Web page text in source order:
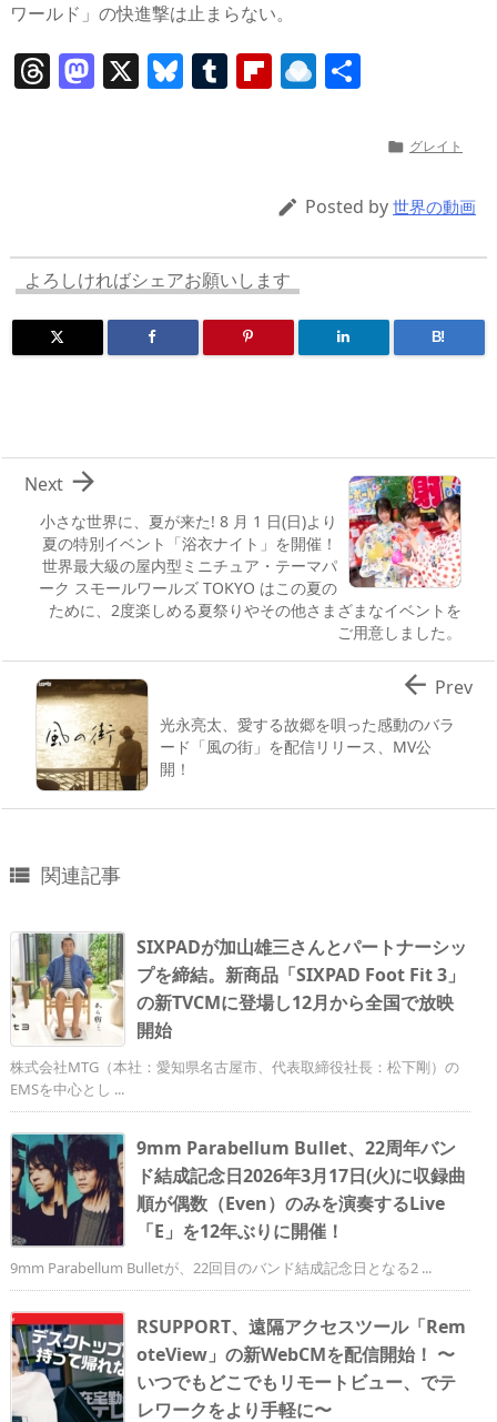
ワールド」の快進撃は止まらない。
T
s
M
o
n
X Bl T Fl
ar
d
R
ro
p.
 グレイト
 Posted by 世界の動画
よろしければシェアお願いします
B!
小さな世界に、夏が来た! 8 月 1 日(日)より
夏の特別イベント「浴衣ナイト」を開催！
世界最大級の屋内型ミニチュア・テーマパ
ーク スモールワールズ TOKYO はこの夏の
ために、2度楽しめる夏祭りやその他さまざまなイベントを
ご用意しました。

Next
光永亮太、愛する故郷を唄った感動のバラ
ード「風の街」を配信リリース、MV公
開！
 Prev
 関連記事
SIXPADが加山雄三さんとパートナーシッ
プを締結。新商品「SIXPAD Foot Fit 3」
の新TVCMに登場し12月から全国で放映
開始
株式会社MTG（本社：愛知県名古屋市、代表取締役社長：松下剛）の
EMSを中心とし ...
9mm Parabellum Bullet、22周年バン
ド結成記念日2026年3月17日(火)に収録曲
順が偶数（Even）のみを演奏するLive
「E」を12年ぶりに開催！
9mm Parabellum Bulletが、22回目のバンド結成記念日となる2 ...
RSUPPORT、遠隔アクセスツール「Rem
oteView」の新WebCMを配信開始！ 〜
いつでもどこでもリモートビュー、でテ
レワークをより手軽に〜